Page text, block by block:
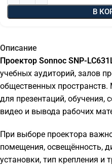
В
Описание
Проектор Sonnoc SNP-
учебных аудиторий, залов
общественных
для презентаций, обучения,
видео и вывода рабочих
При выборе проектора
помещения, освещённость,
установки, тип крепления и